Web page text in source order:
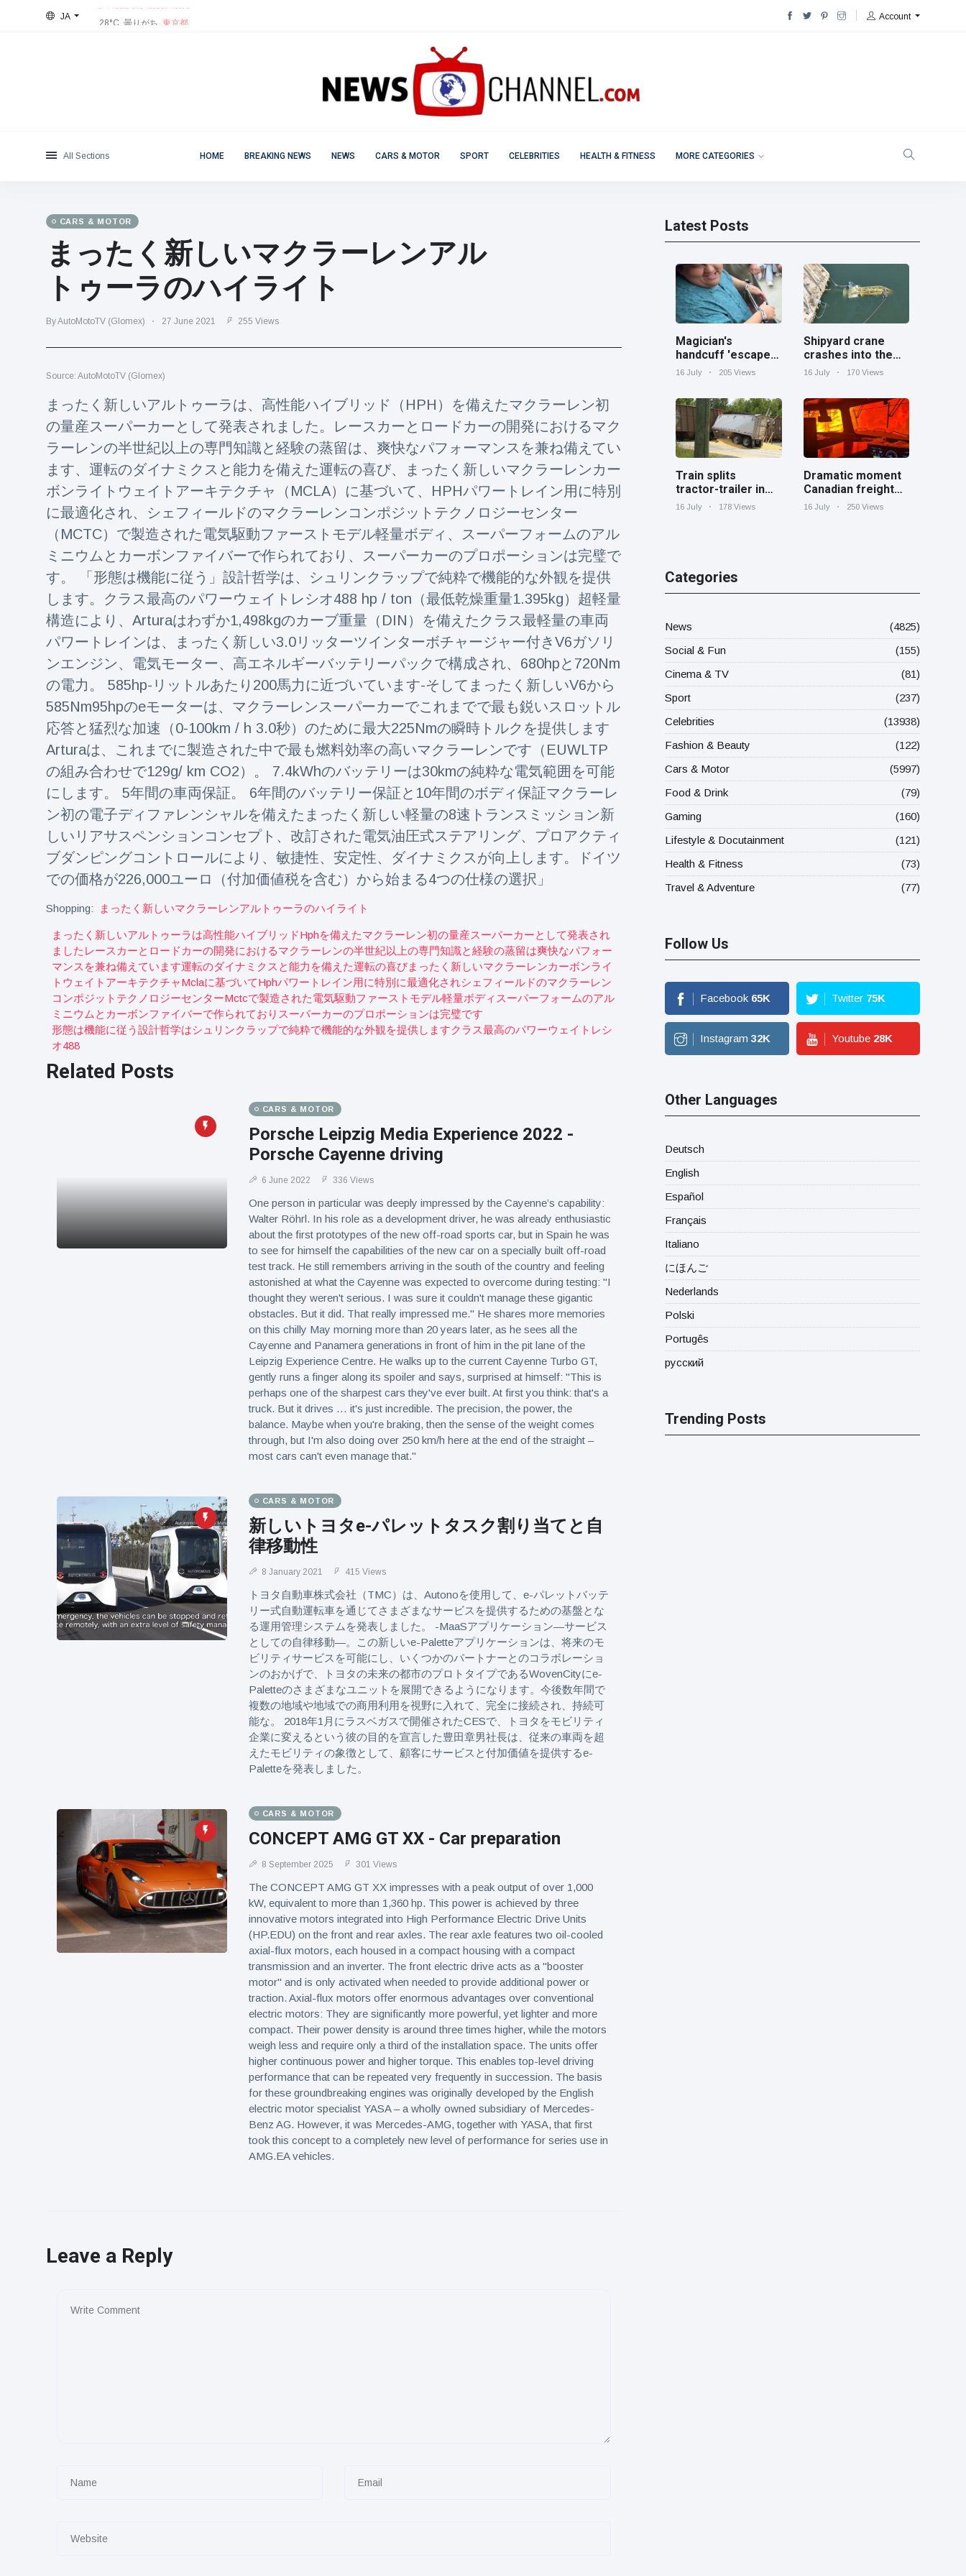
Celebrities
Gaming
(160)
Lifestyle & Docutainment
(121)
Health & Fitness
Travel & Adventure
Magician's
handcuff
'escape' has
audience in
stitches
16 July 205 Views
Conservationists
celebrate birth
of first lowland
tapir in UK zoo in
14 years
16 July 195 Views
Florida man
arrested after
launching
fireworks from
moving car
JA 28°C, 曇りがち. 東京都
Account
All Sections HOME BREAKING NEWS NEWS CARS & MOTOR SPORT CELEBRITIES HEALTH & FITNESS MORE CATEGORIES
CARS & MOTOR
まったく新しいマクラーレンアル
トゥーラのハイライト
By AutoMotoTV (Glomex) 27 June 2021 255 Views
Source: AutoMotoTV (Glomex)
まったく新しいアルトゥーラは、高性能ハイブリッド（HPH）を備えたマクラーレン初
の量産スーパーカーとして発表されました。レースカーとロードカーの開発におけるマク
ラーレンの半世紀以上の専門知識と経験の蒸留は、爽快なパフォーマンスを兼ね備えてい
ます、運転のダイナミクスと能力を備えた運転の喜び、まったく新しいマクラーレンカー
ボンライトウェイトアーキテクチャ（MCLA）に基づいて、HPHパワートレイン用に特別
に最適化され、シェフィールドのマクラーレンコンポジットテクノロジーセンター
（MCTC）で製造された電気駆動ファーストモデル軽量ボディ、スーパーフォームのアル
ミニウムとカーボンファイバーで作られており、スーパーカーのプロポーションは完璧で
す。 「形態は機能に従う」設計哲学は、シュリンクラップで純粋で機能的な外観を提供
します。クラス最高のパワーウェイトレシオ488 hp / ton（最低乾燥重量1.395kg）超軽量
構造により、Arturaはわずか1,498kgのカーブ重量（DIN）を備えたクラス最軽量の車両
パワートレインは、まったく新しい3.0リッターツインターボチャージャー付きV6ガソリ
ンエンジン、電気モーター、高エネルギーバッテリーパックで構成され、680hpと720Nm
の電力。 585hp-リットルあたり200馬力に近づいています-そしてまったく新しいV6から
585Nm95hpのeモーターは、マクラーレンスーパーカーでこれまでで最も鋭いスロットル
応答と猛烈な加速（0-100km / h 3.0秒）のために最大225Nmの瞬時トルクを提供します
Arturaは、これまでに製造された中で最も燃料効率の高いマクラーレンです（EUWLTP
の組み合わせで129g/ km CO2）。 7.4kWhのバッテリーは30kmの純粋な電気範囲を可能
にします。 5年間の車両保証。 6年間のバッテリー保証と10年間のボディ保証マクラーレ
ン初の電子ディファレンシャルを備えたまったく新しい軽量の8速トランスミッション新
しいリアサスペンションコンセプト、改訂された電気油圧式ステアリング、プロアクティ
ブダンピングコントロールにより、敏捷性、安定性、ダイナミクスが向上します。ドイツ
での価格が226,000ユーロ（付加価値税を含む）から始まる4つの仕様の選択」
Shopping: まったく新しいマクラーレンアルトゥーラのハイライト
まったく新しいアルトゥーラは高性能ハイブリッドhphを備えたマクラーレン初の量産スーパーカーとして発表され
ましたレースカーとロードカーの開発におけるマクラーレンの半世紀以上の専門知識と経験の蒸留は爽快なパフォー
マンスを兼ね備えています運転のダイナミクスと能力を備えた運転の喜びまったく新しいマクラーレンカーボンライ
トウェイトアーキテクチャmclaに基づいてhphパワートレイン用に特別に最適化されシェフィールドのマクラーレン
コンポジットテクノロジーセンターmctcで製造された電気駆動ファーストモデル軽量ボディスーパーフォームのアル
ミニウムとカーボンファイバーで作られておりスーパーカーのプロポーションは完璧です
形態は機能に従う設計哲学はシュリンクラップで純粋で機能的な外観を提供しますクラス最高のパワーウェイトレシ
オ488
Related Posts
CARS & MOTOR
Porsche Leipzig Media Experience 2022 -
Porsche Cayenne driving
6 June 2022 336 Views
One person in particular was deeply impressed by the Cayenne’s capability:
Walter Röhrl. In his role as a development driver, he was already enthusiastic
about the first prototypes of the new off-road sports car, but in Spain he was
to see for himself the capabilities of the new car on a specially built off-road
test track. He still remembers arriving in the south of the country and feeling
astonished at what the Cayenne was expected to overcome during testing: "I
thought they weren't serious. I was sure it couldn't manage these gigantic
obstacles. But it did. That really impressed me." He shares more memories
on this chilly May morning more than 20 years later, as he sees all the
Cayenne and Panamera generations in front of him in the pit lane of the
Leipzig Experience Centre. He walks up to the current Cayenne Turbo GT,
gently runs a finger along its spoiler and says, surprised at himself: "This is
perhaps one of the sharpest cars they've ever built. At first you think: that's a
truck. But it drives … it's just incredible. The precision, the power, the
balance. Maybe when you're braking, then the sense of the weight comes
through, but I'm also doing over 250 km/h here at the end of the straight –
most cars can't even manage that."
CARS & MOTOR
新しいトヨタe-パレットタスク割り当てと自
律移動性
8 January 2021 415 Views
トヨタ自動車株式会社（TMC）は、Autonoを使用して、e-パレットバッテ
リー式自動運転車を通じてさまざまなサービスを提供するための基盤とな
る運用管理システムを発表しました。 -MaaSアプリケーション—サービス
としての自律移動—。この新しいe-Paletteアプリケーションは、将来のモ
ビリティサービスを可能にし、いくつかのパートナーとのコラボレーショ
ンのおかげで、トヨタの未来の都市のプロトタイプであるWovenCityにe-
Paletteのさまざまなユニットを展開できるようになります。今後数年間で
複数の地域や地域での商用利用を視野に入れて、完全に接続され、持続可
能な。 2018年1月にラスベガスで開催されたCESで、トヨタをモビリティ
企業に変えるという彼の目的を宣言した豊田章男社長は、従来の車両を超
えたモビリティの象徴として、顧客にサービスと付加価値を提供するe-
Paletteを発表しました。
CARS & MOTOR
CONCEPT AMG GT XX - Car preparation
8 September 2025 301 Views
The CONCEPT AMG GT XX impresses with a peak output of over 1,000
kW, equivalent to more than 1,360 hp. This power is achieved by three
innovative motors integrated into High Performance Electric Drive Units
(HP.EDU) on the front and rear axles. The rear axle features two oil-cooled
axial-flux motors, each housed in a compact housing with a compact
transmission and an inverter. The front electric drive acts as a "booster
motor" and is only activated when needed to provide additional power or
traction. Axial-flux motors offer enormous advantages over conventional
electric motors: They are significantly more powerful, yet lighter and more
compact. Their power density is around three times higher, while the motors
weigh less and require only a third of the installation space. The units offer
higher continuous power and higher torque. This enables top-level driving
performance that can be repeated very frequently in succession. The basis
for these groundbreaking engines was originally developed by the English
electric motor specialist YASA – a wholly owned subsidiary of Mercedes-
Benz AG. However, it was Mercedes-AMG, together with YASA, that first
took this concept to a completely new level of performance for series use in
AMG.EA vehicles.
Leave a Reply
Latest Posts
Magician's
handcuff 'escape'
has audience in
16 July 205 Views
Shipyard crane
crashes into the
Cooper River near
16 July 170 Views
Train splits
tractor-trailer in
half at railroad
16 July 178 Views
Dramatic moment
Canadian freight
train surrounded
16 July 250 Views
Categories
News
(4825)
Social & Fun
(155)
Cinema & TV
(81)
Sport
(237)
Celebrities
(13938)
Fashion & Beauty
(122)
Cars & Motor
(5997)
Food & Drink
(79)
Gaming
(160)
Lifestyle & Docutainment
(121)
Health & Fitness
(73)
Travel & Adventure
(77)
Follow Us
Facebook 65K Twitter 75K
Instagram 32K Youtube 28K
Other Languages
Deutsch
English
Español
Français
Italiano
にほんご
Nederlands
Polski
Portugês
русский
Trending Posts